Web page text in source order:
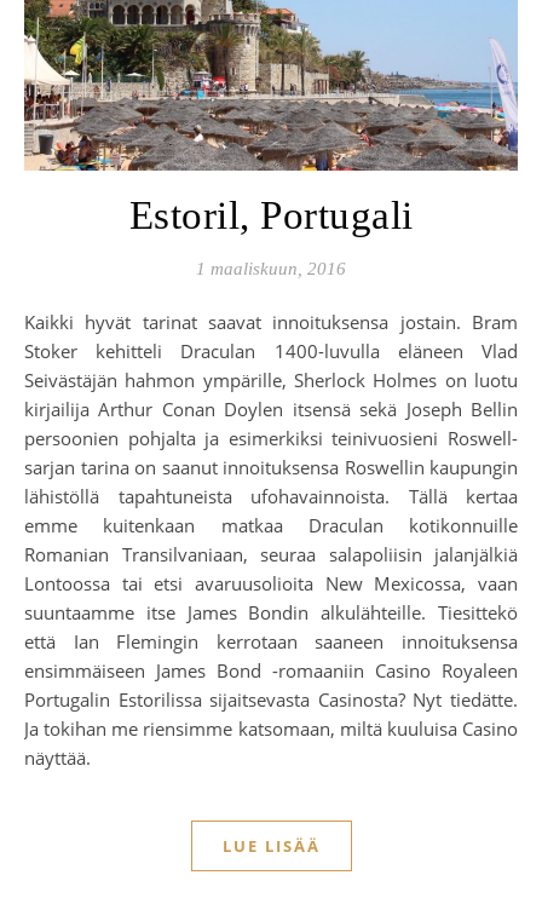
Estoril, Portugali
1 maaliskuun, 2016
Kaikki hyvät tarinat saavat innoituksensa jostain. Bram
Stoker kehitteli Draculan 1400-luvulla eläneen Vlad
Seivästäjän hahmon ympärille, Sherlock Holmes on luotu
kirjailija Arthur Conan Doylen itsensä sekä Joseph Bellin
persoonien pohjalta ja esimerkiksi teinivuosieni Roswell-
sarjan tarina on saanut innoituksensa Roswellin kaupungin
lähistöllä tapahtuneista ufohavainnoista. Tällä kertaa
emme kuitenkaan matkaa Draculan kotikonnuille
Romanian Transilvaniaan, seuraa salapoliisin jalanjälkiä
Lontoossa tai etsi avaruusolioita New Mexicossa, vaan
suuntaamme itse James Bondin alkulähteille. Tiesittekö
että Ian Flemingin kerrotaan saaneen innoituksensa
ensimmäiseen James Bond -romaaniin Casino Royaleen
Portugalin Estorilissa sijaitsevasta Casinosta? Nyt tiedätte.
Ja tokihan me riensimme katsomaan, miltä kuuluisa Casino
näyttää.
LUE LISÄÄ